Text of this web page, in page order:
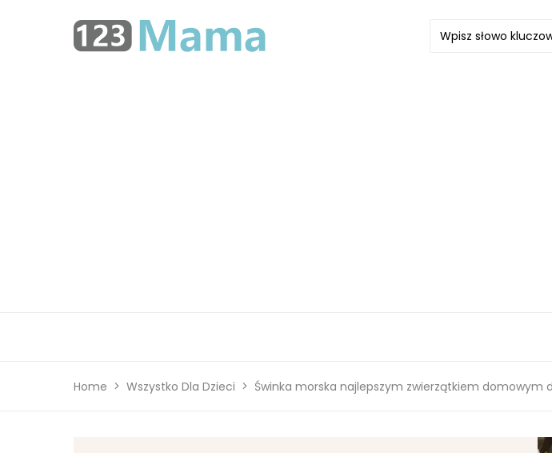
Home Wszystko Dla Dzieci Świnka morska najlepszym zwierzątkiem domowym